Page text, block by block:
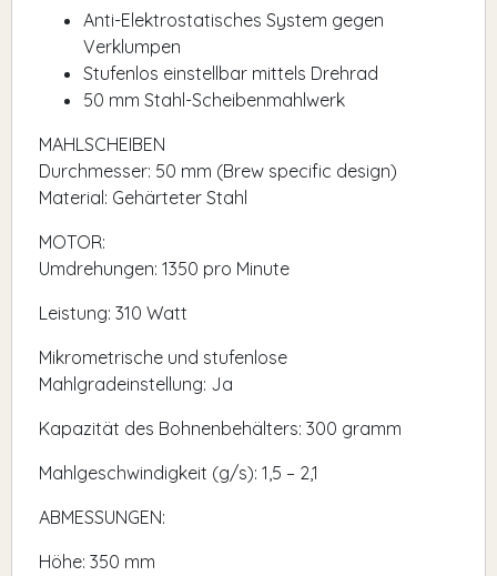
Anti-Elektrostatisches System gegen
Verklumpen
Stufenlos einstellbar mittels Drehrad
50 mm Stahl-Scheibenmahlwerk
MAHLSCHEIBEN
Durchmesser: 50 mm (Brew specific design)
Material: Gehärteter Stahl
MOTOR:
Umdrehungen: 1350 pro Minute
Leistung: 310 Watt
Mikrometrische und stufenlose
Mahlgradeinstellung: Ja
Kapazität des Bohnenbehälters: 300 gramm
Mahlgeschwindigkeit (g/s): 1,5 – 2,1
ABMESSUNGEN:
Höhe: 350 mm